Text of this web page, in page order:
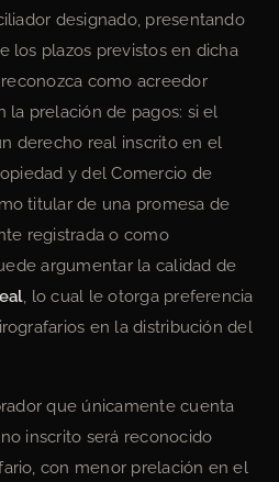
designado, presentando
los plazos previstos en dicha
como acreedor
la prelación de pagos: si el
derecho real inscrito en el
y del Comercio de
titular de una promesa de
registrada o como
argumentar la calidad de
, lo cual le otorga preferencia
en la distribución del
que únicamente cuenta
inscrito será reconocido
con menor prelación en el